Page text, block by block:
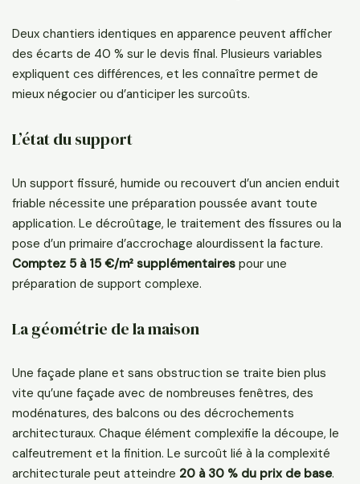
Deux chantiers identiques en apparence peuvent afficher
des écarts de 40 % sur le devis final. Plusieurs variables
expliquent ces différences, et les connaître permet de
mieux négocier ou d’anticiper les surcoûts.
L’état du support
Un support fissuré, humide ou recouvert d’un ancien enduit
friable nécessite une préparation poussée avant toute
application. Le décroûtage, le traitement des fissures ou la
pose d’un primaire d’accrochage alourdissent la facture.
Comptez 5 à 15 €/m² supplémentaires pour une
préparation de support complexe.
La géométrie de la maison
Une façade plane et sans obstruction se traite bien plus
vite qu’une façade avec de nombreuses fenêtres, des
modénatures, des balcons ou des décrochements
architecturaux. Chaque élément complexifie la découpe, le
calfeutrement et la finition. Le surcoût lié à la complexité
architecturale peut atteindre 20 à 30 % du prix de base.